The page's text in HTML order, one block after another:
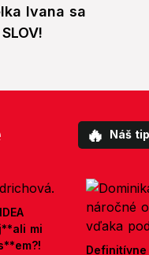
Ivana sa
🔥 Náš tip
mi